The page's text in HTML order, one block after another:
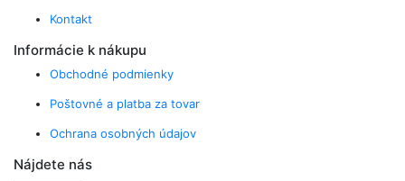
Kontakt
Informácie k nákupu
Obchodné podmienky
Poštovné a platba za tovar
Ochrana osobných údajov
Nájdete nás